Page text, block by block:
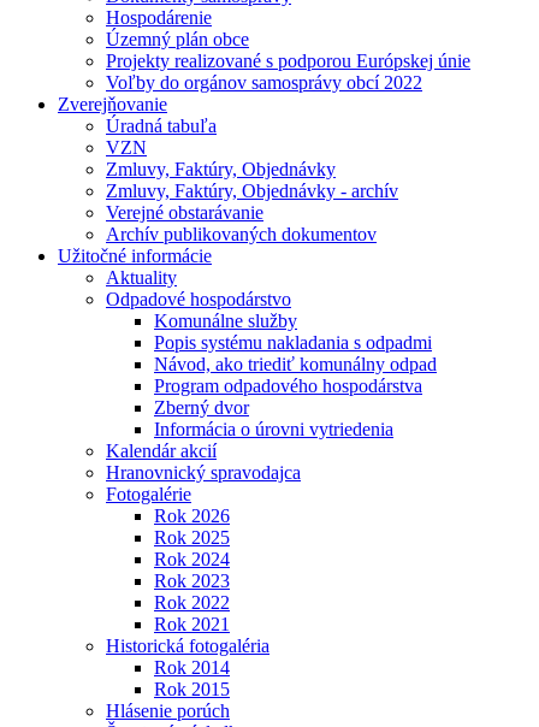
Hospodárenie
Územný plán obce
Projekty realizované s podporou Európskej únie
Voľby do orgánov samosprávy obcí 2022
Zverejňovanie
Úradná tabuľa
VZN
Zmluvy, Faktúry, Objednávky
Zmluvy, Faktúry, Objednávky - archív
Verejné obstarávanie
Archív publikovaných dokumentov
Užitočné informácie
Aktuality
Odpadové hospodárstvo
Komunálne služby
Popis systému nakladania s odpadmi
Návod, ako triediť komunálny odpad
Program odpadového hospodárstva
Zberný dvor
Informácia o úrovni vytriedenia
Kalendár akcií
Hranovnický spravodajca
Fotogalérie
Rok 2026
Rok 2025
Rok 2024
Rok 2023
Rok 2022
Rok 2021
Historická fotogaléria
Rok 2014
Rok 2015
Hlásenie porúch